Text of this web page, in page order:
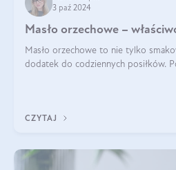
3 paź 2024
Masło orzechowe –
Masło orzechowe to nie tylko
dodatek do codziennych posiłków.
CZYTAJ